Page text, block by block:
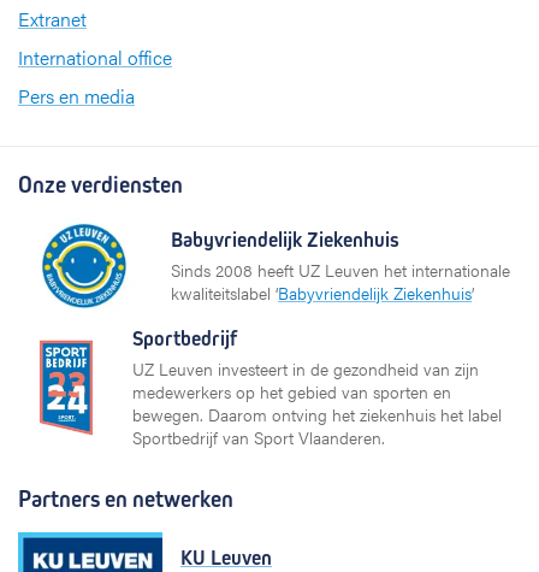
Extranet
International office
Pers en media
Onze verdiensten
Babyvriendelijk Ziekenhuis
Sinds 2008 heeft UZ Leuven het internationale
kwaliteitslabel ‘Babyvriendelijk Ziekenhuis’
Sportbedrijf
UZ Leuven investeert in de gezondheid van zijn
medewerkers op het gebied van sporten en
bewegen. Daarom ontving het ziekenhuis het label
Sportbedrijf van Sport Vlaanderen.
Partners en netwerken
KU Leuven